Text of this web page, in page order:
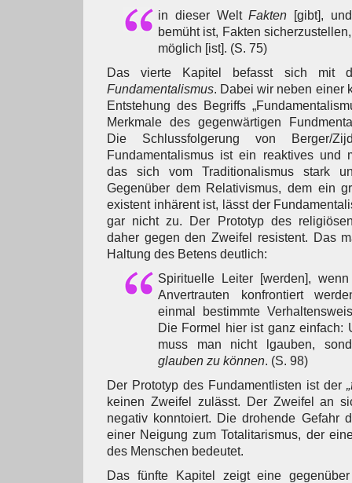
in dieser WeltFakten [gibt],
bemüht ist, Fakten
möglich [ist]. (S. 75)
Das vierte Kapitel befasst sich mit
Fundamentalismus. Dabei wir neben einer
Entstehung des Begriffs
Merkmale des gegenwärtigen
Die Schlussfolgerung von Berger/
Fundamentalismus ist ein reaktives und
das sich vom Traditionalismus stark
Gegenüber dem Relativismus, dem ein
existent inhärent ist, lässt der
gar nicht zu. Der Prototyp des
daher gegen den Zweifel resistent. Das
Haltung des Betens deutlich:
Spirituelle Leiter [werden],
Anvertrauten konfrontiert
einmal bestimmte
Die Formel hier ist ganz einfach:
muss man nicht lgauben,
glauben zu können. (S. 98)
Der Prototyp des Fundamentlisten ist der
keinen Zweifel zulässt. Der Zweifel an
negativ konntoiert. Die drohende Gefahr
einer Neigung zum Totalitarismus, der
des Menschen bedeutet.
Das fünfte Kapitel zeigt eine